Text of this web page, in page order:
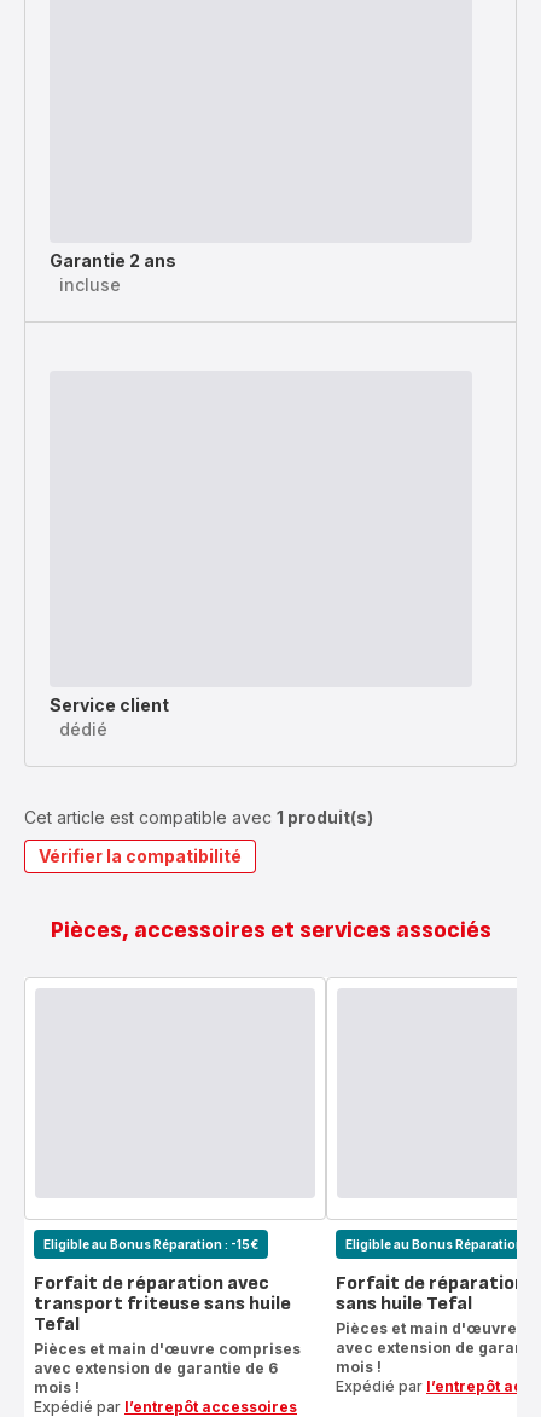
Garantie 2 ans
incluse
Service client
dédié
Cet article est compatible avec 1 produit(s)
Vérifier la compatibilité
Pièces, accessoires et services associés
Eligible au Bonus Réparation : -15€
Forfait de réparation avec
transport friteuse sans huile
Tefal
Pièces et main d'œuvre comprises
avec extension de garantie de 6
mois !
Expédié par l’entrepôt accessoires
Eligible au Bonus Réparation : -
Forfait de réparation
sans huile Tefal
Pièces et main d'œuvre
avec extension de
mois !
Expédié par l’entrepôt